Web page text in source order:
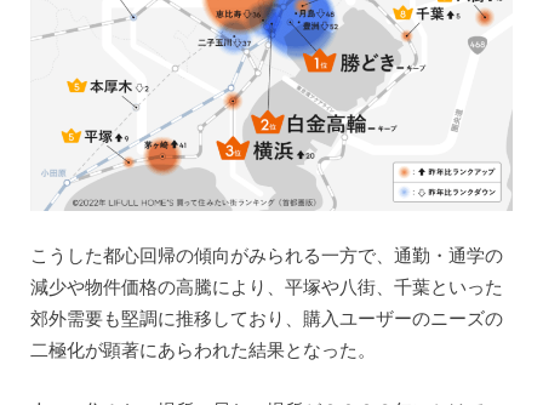
こうした都心回帰の傾向がみられる一方で、通勤・通学の
減少や物件価格の高騰により、平塚や八街、千葉といった
郊外需要も堅調に推移しており、購入ユーザーのニーズの
二極化が顕著にあらわれた結果となった。